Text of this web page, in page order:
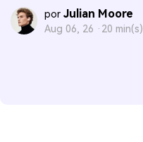
por Julian Moore
Aug 06, 26 · 20 min(s)